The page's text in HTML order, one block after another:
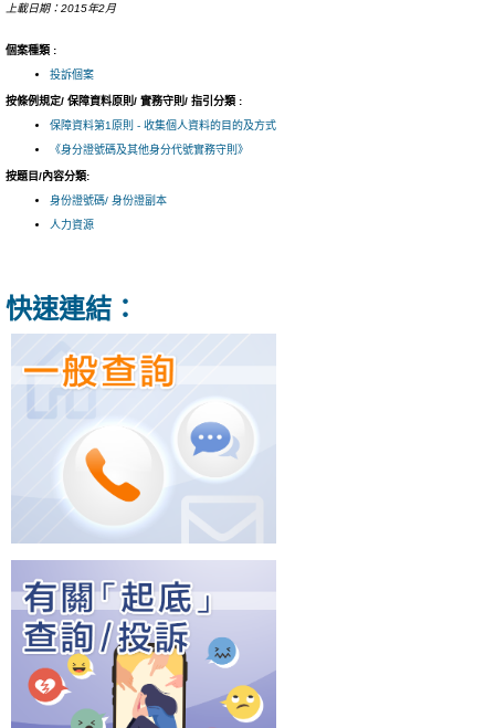
上載日期：2015年2月
個案種類 :
投訴個案
按條例規定/ 保障資料原則/ 實務守則/ 指引分類 :
保障資料第1原則 - 收集個人資料的目的及方式
《身分證號碼及其他身分代號實務守則》
按題目/內容分類:
身份證號碼/ 身份證副本
人力資源
快速連結：